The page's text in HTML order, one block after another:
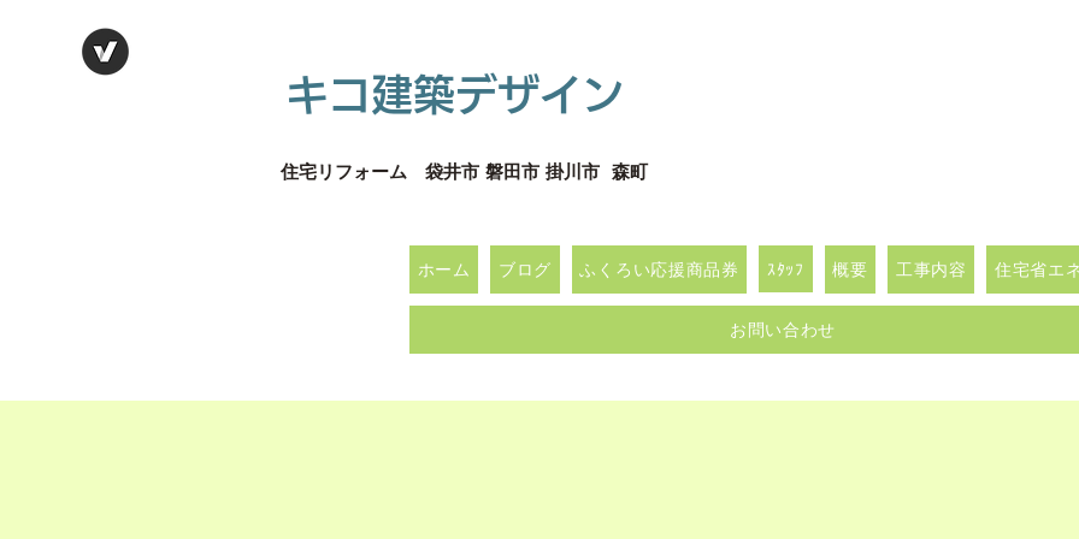
キコ建築デザイン
住宅リフォーム 袋井市 磐田市 掛川市 森町
ホーム ブログ ふくろい応援商品券 ｽﾀｯﾌ 概要 工事内容 住宅省エ
お問い合わせ